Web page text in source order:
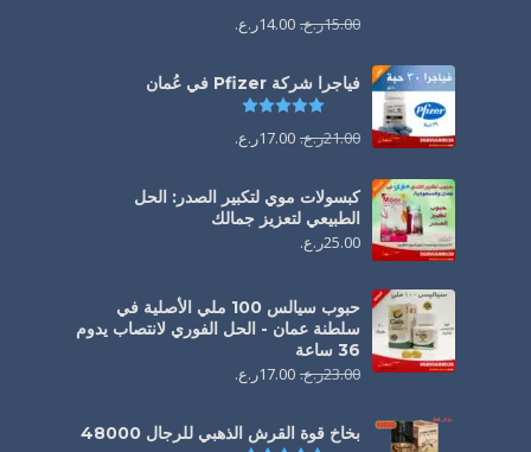
15.00ر.ع. 14.00ر.ع.
فياجرا شركة Pfizer في عُمان
21.00ر.ع. 17.00ر.ع.
كبسولات موي لتكبير الصدر: الحل
الطبيعي لتعزيز جمالك
25.00ر.ع.
حبوب سيالس 100 ملي الأصلية في
سلطنة عمان - الحل الفوري لانتصاب يدوم
36 ساعة
23.00ر.ع. 17.00ر.ع.
بخاخ قوة القرش الذهبي للرجال 48000